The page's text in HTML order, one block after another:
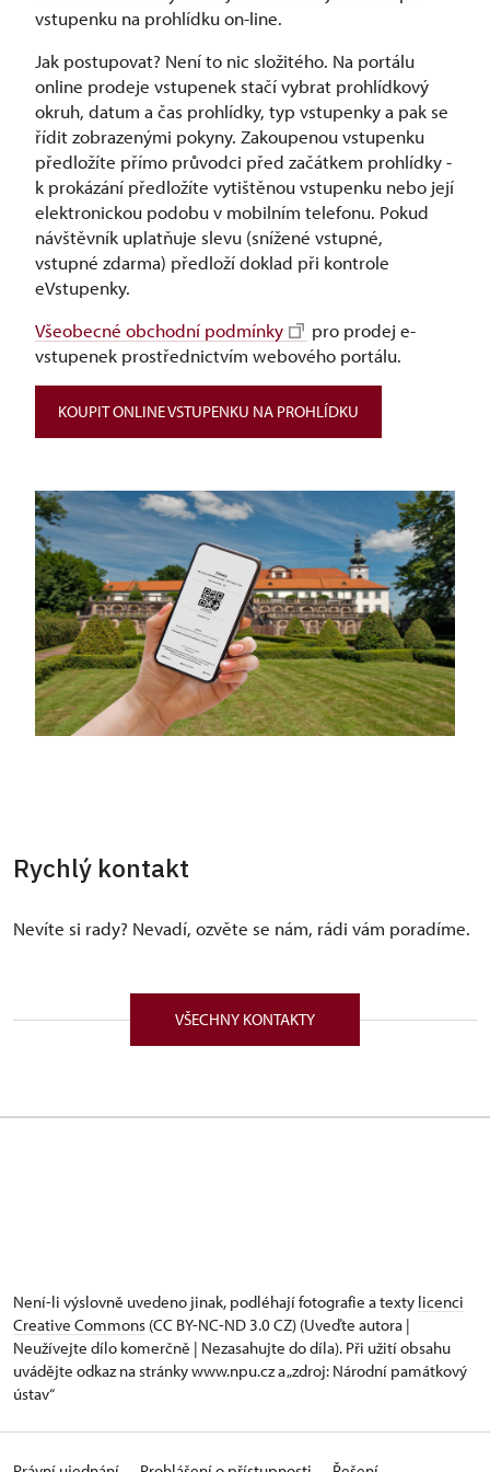
vstupenku na prohlídku on-line.
Jak postupovat? Není to nic složitého. Na portálu
online prodeje vstupenek stačí vybrat prohlídkový
okruh, datum a čas prohlídky, typ vstupenky a pak se
řídit zobrazenými pokyny. Zakoupenou vstupenku
předložíte přímo průvodci před začátkem prohlídky -
k prokázání předložíte vytištěnou vstupenku nebo její
elektronickou podobu v mobilním telefonu. Pokud
návštěvník uplatňuje slevu (snížené vstupné,
vstupné zdarma) předloží doklad při kontrole
eVstupenky.
Všeobecné obchodní podmínky
pro prodej e-
vstupenek prostřednictvím webového portálu.
KOUPIT ONLINE VSTUPENKU NA PROHLÍDKU
Rychlý kontakt
Nevíte si rady? Nevadí, ozvěte se nám, rádi vám poradíme.
VŠECHNY KONTAKTY
Není-li výslovně uvedeno jinak, podléhají fotografie a texty licenci
Creative Commons (CC BY-NC-ND 3.0 CZ) (Uveďte autora |
Neužívejte dílo komerčně | Nezasahujte do díla). Při užití obsahu
uvádějte odkaz na stránky www.npu.cz a „zdroj: Národní památkový
ústav“